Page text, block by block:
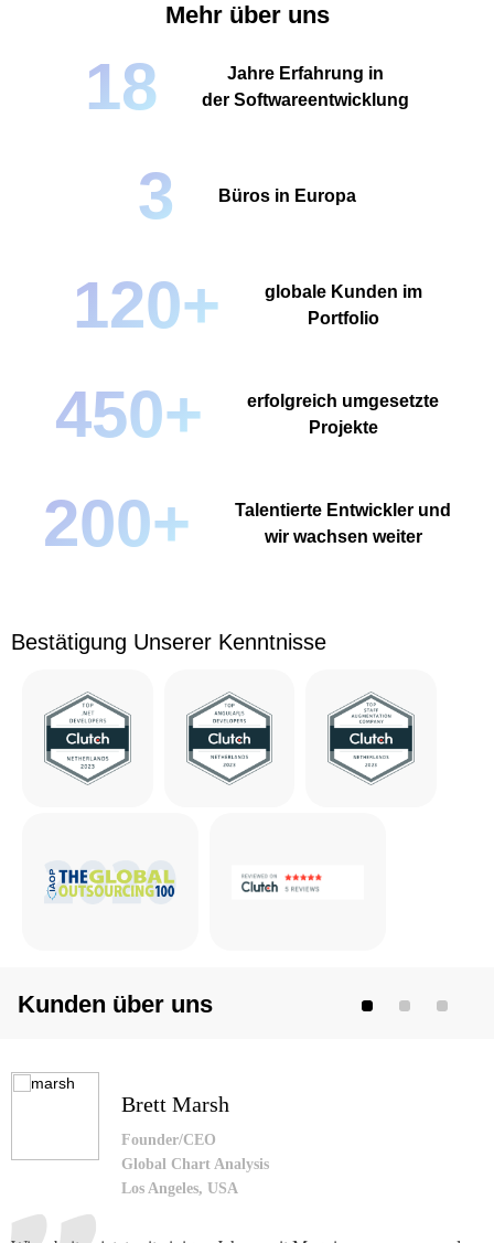
Mehr über uns
18
Jahre Erfahrung in
der Softwareentwicklung
3 Büros in Europa
120+
globale Kunden im
Portfolio
450+
erfolgreich umgesetzte
Projekte
200+
Talentierte Entwickler und
wir wachsen weiter
Bestätigung Unserer Kenntnisse
Kunden über uns
Brett Marsh
Founder/CEO
Global Chart Analysis
Los Angeles, USA